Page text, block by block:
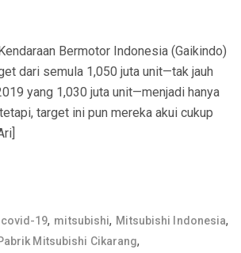
Bermotor Indonesia (Gaikindo)
dari semula 1,050 juta unit—tak jauh
yang 1,030 juta unit—menjadi hanya
target ini pun mereka akui cukup
covid-19, mitsubishi, Mitsubishi Indonesia,
Mitsubishi Cikarang,